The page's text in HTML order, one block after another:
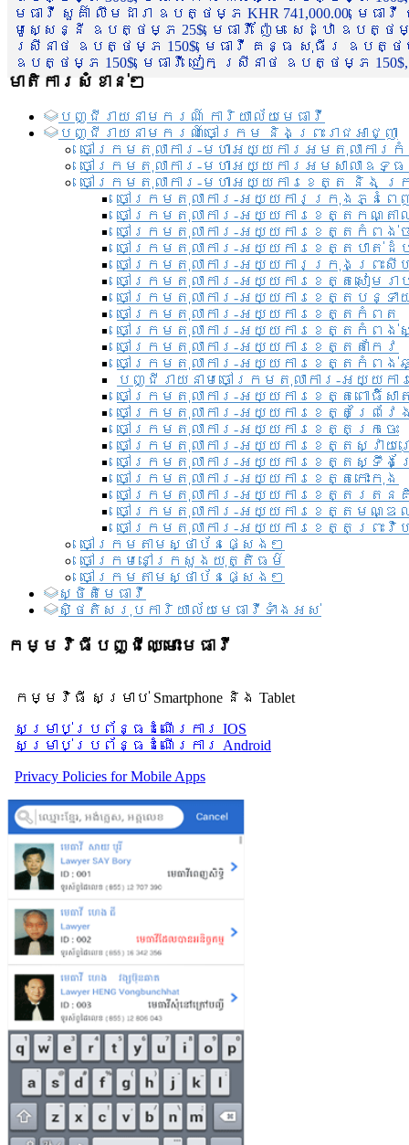
មេធាវី សួគ៌ា លឹមដារា ឧបត្ថម្ភ KHR 741,000.00, មេ
មូសេ្សន្នី ឧបត្ថម្ភ 25$, មេធាវី ញ៉ែម សេដ្ឋា ឧបត្ថ
ស្រីនាថ ឧបត្ថម្ភ 150$, មេធាវី គន្ធ សុធីរ ឧបត្ថម្ភ
ឧបត្ថម្ភ 150$, មេធាវី ជៀក ស្រីនាថ ឧបត្ថម្ភ 150$,
មាតិការសំខាន់ៗ
បញ្ជី​រាយ​នាមករណ៍ ការិយាល័យ​មេធាវី​
បញ្ជី​រាយ​នាមករណ៍​ចៅក្រម និងព្រះរាជអាជ្ញា
ចៅក្រមតុលាការ-មហាអយ្យការអមតុលាការ
ចៅក្រមតុលាការ-មហាអយ្យការអមសាលាឧទ្
ចៅក្រមតុលាការ-មហាអយ្យការខេត្ត និង ក្
ចៅក្រមតុលាការ-អយ្យការក្រុងភ្នំពេ
ចៅក្រមតុលាការ-អយ្យការខេត្តកណ្តា
ចៅក្រមតុលាការ-អយ្យការខេត្តកំពង់ច
ចៅក្រមតុលាការ-អយ្យការខេត្តបាត់ដំ
ចៅក្រមតុលាការ-អយ្យការ​ក្រុងព្រះសី
ចៅក្រមតុលាការ-អយ្យការខេត្តសៀមរា
ចៅក្រមតុលាការ-អយ្យការខេត្តបន្ទា
ចៅក្រមតុលាការ-អយ្យការខេត្តកំពត
ចៅក្រមតុលាការ-អយ្យការខេត្តកំពង់
ចៅក្រមតុលាការ-អយ្យការខេត្តតាកែវ
ចៅក្រមតុលាការ-អយ្យការខេត្តកំពង់
បញ្ជីរាយនាមចៅក្រមតុលាការ-អយ្យក
ចៅក្រមតុលាការ-អយ្យការខេត្តពោធិ៍សា
ចៅក្រមតុលាការ-អយ្យការខេត្តព្រៃវែ
ចៅក្រមតុលាការ-អយ្យការខេត្តក្រចេះ
ចៅក្រមតុលាការ-អយ្យការខេត្តស្វាយ
ចៅក្រមតុលាការ-អយ្យការខេត្តស្ទឹង
ចៅក្រមតុលាការ-អយ្យការខេត្តកោះកុង
ចៅក្រមតុលាការ-អយ្យការខេត្តរតន
ចៅក្រមតុលាការ-អយ្យការខេត្តមណ្
ចៅក្រមតុលាការ-អយ្យការខេត្តព្រះវិហ
ចៅក្រមតាមស្ថាប័នផ្សេងៗ
ចៅក្រមនៅក្រសួងយុត្តិធម៌
ចៅក្រមតាមស្ថាប័នផ្សេងៗ
ស្ថិតិមេធាវី
សិ្ថតិសរុបការិយាល័យមេធាវីទាំងអស់​
កម្មវិធីបញ្ជីឈ្មោះមេធាវី
កម្មវិធី សម្រាប់ Smartphone និង Tablet
សម្រាប់​ប្រព័ន្ធដំណើរការ IOS
សម្រាប់​ប្រព័ន្ធដំណើរការ Android
Privacy Policies for Mobile Apps